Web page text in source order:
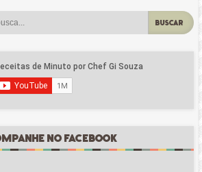
BUSCAR
NO FACEBOOK